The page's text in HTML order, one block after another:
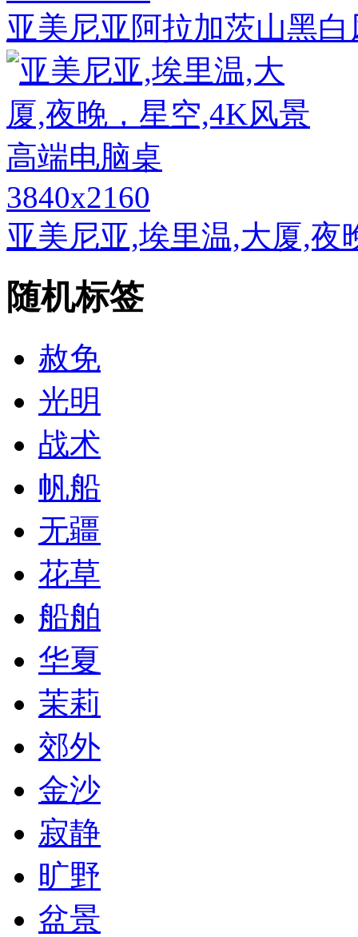
亚美尼亚阿拉加茨山黑
3840x2160
亚美尼亚,埃里温,大厦,
随机标签
赦免
光明
战术
帆船
无疆
花草
船舶
华夏
茉莉
郊外
金沙
寂静
旷野
盆景